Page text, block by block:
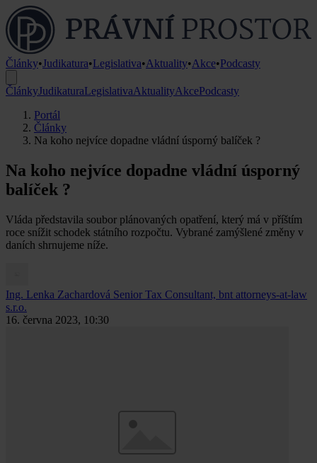
Články•Judikatura•Legislativa•Aktuality•Akce•Podcasty
ČlánkyJudikaturaLegislativaAktualityAkcePodcasty
Portál
Články
Na koho nejvíce dopadne vládní úsporný balíček ?
Na koho nejvíce dopadne vládní úsporný
balíček ?
Vláda představila soubor plánovaných opatření, který má v příštím
roce snížit schodek státního rozpočtu. Vybrané zamýšlené změny v
daních shrnujeme níže.
Ing. Lenka Zachardová Senior Tax Consultant, bnt attorneys-at-law
s.r.o.
16. června 2023, 10:30